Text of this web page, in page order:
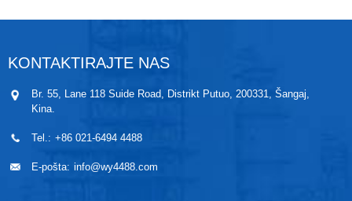
KONTAKTIRAJTE NAS
Br. 55, Lane 118 Suide Road, Distrikt Putuo, 200331, Šangaj,
Kina.
Tel.: +86 021-6494 4488
E-pošta: info@wy4488.com